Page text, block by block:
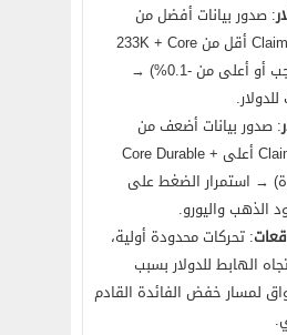
: صدور بيانات أفضل من
التوقعات (Claims أقل من 233K + Core
Durable موجب أو أعلى من -0.1%) →
: صدور بيانات أضعف من
المتوقع (Claims أعلى + Core Durable
→ استمرار الضغط على
الذهب واليورو.
: تحركات محدودة أولية،
الهابط للدولار بسبب
لمسار خفض الفائدة القادم